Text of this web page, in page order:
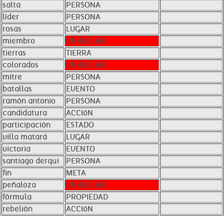
salta
PERSONA
líder
PERSONA
rosas
LUGAR
miembro
UNKNOWN
tierras
TIERRA
colorados
UNKNOWN
mitre
PERSONA
batallas
EVENTO
ramón antonio
PERSONA
candidatura
ACCIóN
participación
ESTADO
villa matará
LUGAR
victoria
EVENTO
santiago derqui
PERSONA
fin
META
peñaloza
UNKNOWN
fórmula
PROPIEDAD
rebelión
ACCIóN